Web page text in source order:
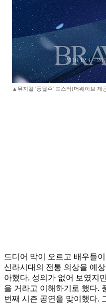
▲뮤지컬 '풍월주' 포스터(더웨이브 제
드디어 막이 오르고 배우들
신라시대의 전통 의상을 예
아했다. 성의가 없어 보였지
을 거라고 이해하기로 했다.
번째 시즌 공연을 맞이했다.